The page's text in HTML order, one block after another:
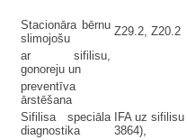
Stacionāra bērnu
slimojošu
Z29.2, Z20.2
ar sifilisu,
gonoreju un
preventīva
ārstēšana
Sifilisa speciāla
diagnostika
IFA uz
3864),